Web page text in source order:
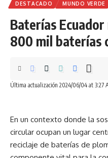
DESTACADO MUNDO VERDE
Baterías
800 mil baterías
Última actualización 2024/06/04 at 3:27
En un contexto donde la
circular ocupan un lugar
reciclaje de baterías de